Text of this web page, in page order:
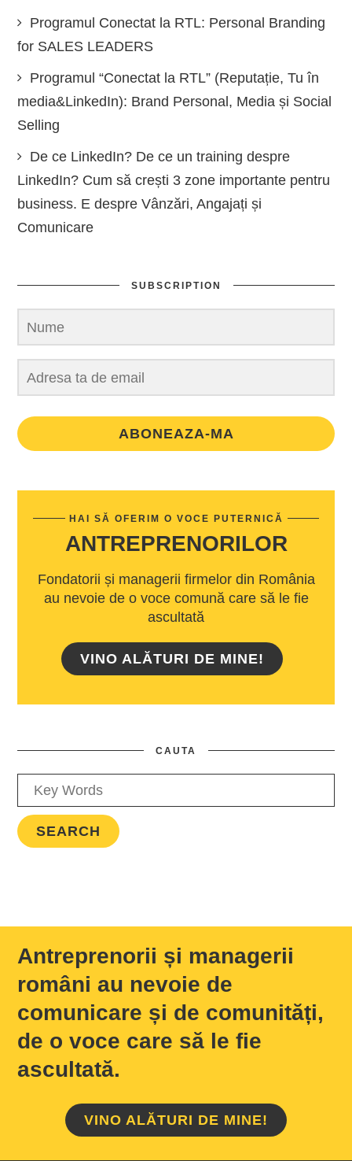
Programul Conectat la RTL: Personal Branding
for SALES LEADERS
Programul “Conectat la RTL” (Reputație, Tu în
media&LinkedIn): Brand Personal, Media și Social
Selling
De ce LinkedIn? De ce un training despre
LinkedIn? Cum să crești 3 zone importante pentru
business. E despre Vânzări, Angajați și
Comunicare
SUBSCRIPTION
ABONEAZA-MA
HAI SĂ OFERIM O VOCE PUTERNICĂ
ANTREPRENORILOR
Fondatorii și managerii firmelor din România
au nevoie de o voce comună care să le fie
ascultată
VINO ALĂTURI DE MINE!
CAUTA
Antreprenorii și managerii
români au nevoie de
comunicare și de comunități,
de o voce care să le fie
ascultată.
VINO ALĂTURI DE MINE!